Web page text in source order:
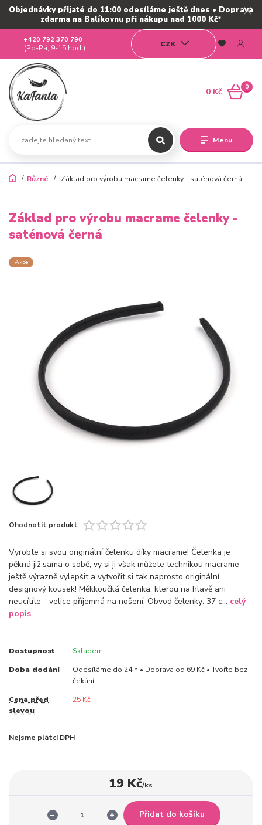
Objednávky přijaté do 11:00 odesíláme ještě dnes • Doprava
zdarma na Balíkovnu při nákupu nad 1000 Kč*
Menu
CZK
+420 792 370 790
(Po-Pá, 9-15 hod.)
0
0 Kč
Různé Základ pro výrobu macrame čelenky - saténová černá
Základ pro výrobu macrame čelenky -
saténová černá
Akce
Ohodnotit produkt
Vyrobte si svou originální čelenku díky macrame! Čelenka je
pěkná již sama o sobě, vy si ji však můžete technikou macrame
ještě výrazně vylepšit a vytvořit si tak naprosto originální
designový kousek! Měkkoučká čelenka, kterou na hlavě ani
neucítíte - velice příjemná na nošení. Obvod čelenky: 37 c... celý
popis
Dostupnost Skladem
Doba dodání
Odesíláme do 24 h • Doprava od 69 Kč • Tvořte bez
čekání
Cena před
slevou
25 Kč
Nejsme plátci DPH
19 Kč/ks
Přidat do košíku